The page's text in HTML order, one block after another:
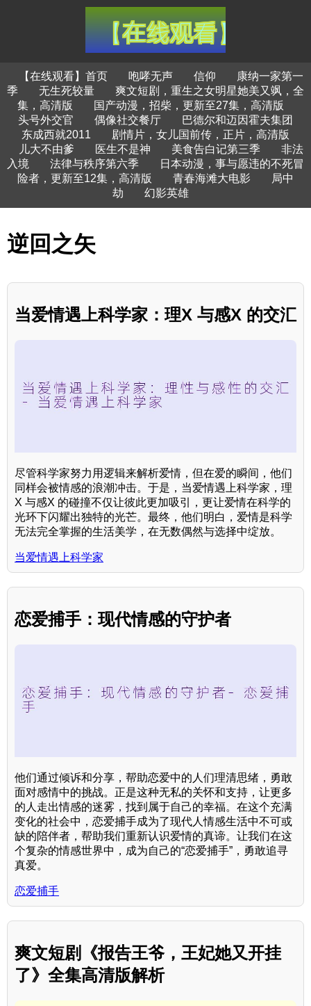
【在线观看】首页 咆哮无声 信仰
康纳一家第一
季
无生死较量
爽文短剧，重生之女明星她美又飒，全
集，高清版
国产动漫，招柴，更新至27集，高清版
头号外交官
偶像社交餐厅
巴德尔和迈因霍夫集团
东成西就2011
剧情片，女儿国前传，正片，高清版
儿大不由爹
医生不是神 美食告白记第三季
非法
入境
法律与秩序第六季
日本动漫，事与愿违的不死冒
险者，更新至12集，高清版
青春海滩大电影
局中
劫
幻影英雄
逆回之矢
当爱情遇上科学家：理X 与感X 的交汇
尽管科学家努力用逻辑来解析爱情，但在爱的瞬间，他们
同样会被情感的浪潮冲击。于是，当爱情遇上科学家，理
X 与感X 的碰撞不仅让彼此更加吸引，更让爱情在科学的
光环下闪耀出独特的光芒。最终，他们明白，爱情是科学
无法完全掌握的生活美学，在无数偶然与选择中绽放。
当爱情遇上科学家
恋爱捕手：现代情感的守护者
他们通过倾诉和分享，帮助恋爱中的人们理清思绪，勇敢
面对感情中的挑战。正是这种无私的关怀和支持，让更多
的人走出情感的迷雾，找到属于自己的幸福。在这个充满
变化的社会中，恋爱捕手成为了现代人情感生活中不可或
缺的陪伴者，帮助我们重新认识爱情的真谛。让我们在这
个复杂的情感世界中，成为自己的“恋爱捕手”，勇敢追寻
真爱。
恋爱捕手
爽文短剧《报告王爷，王妃她又开挂
了》全集高清版解析